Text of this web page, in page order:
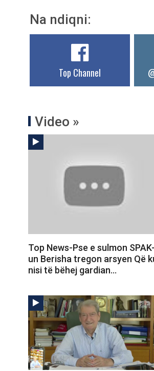
Na ndiqni:
Top Channel
Video »
Top News-Pse e sulmon SPAK-
un Berisha tregon arsyen Që
nisi të bëhej gardian…